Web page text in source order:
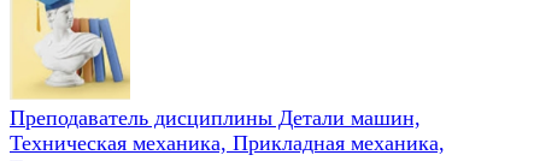
Преподаватель дисциплины Детали машин,
Техническая механика, Прикладная механика,